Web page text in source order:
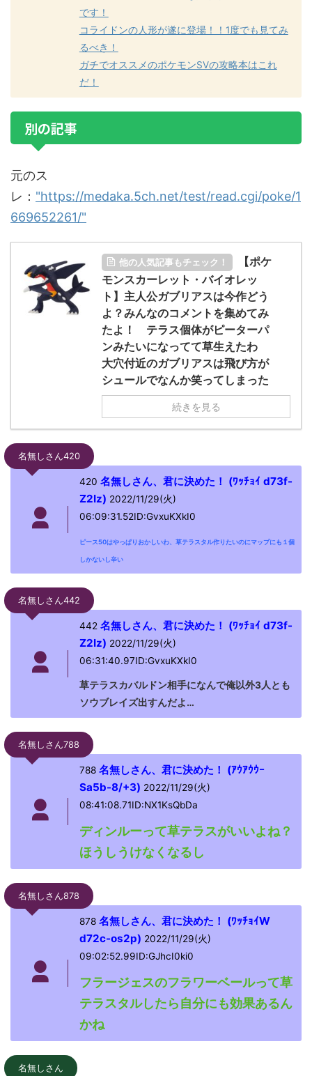
です！
コライドンの人形が遂に登場！！1度でも見てみ
るべき！
ガチでオススメのポケモンSVの攻略本はこれ
だ！
別の記事
元のス
レ： "https://medaka.5ch.net/test/read.cgi/poke/1
669652261/"
他の人気記事もチェック！
【ポケ
モンスカーレット・バイオレッ
ト】主人公ガブリアスは今作どう
よ？みんなのコメントを集めてみ
たよ！ テラス個体がピーターパ
ンみたいになってて草生えたわ
大穴付近のガブリアスは飛び方が
シュールでなんか笑ってしまった
続きを見る
名無しさん420
420 名無しさん、君に決めた！ (ﾜｯﾁｮｲ d73f-
Z2Iz) 2022/11/29(火)
06:09:31.52ID:GvxuKXkI0
ピース50はやっぱりおかしいわ、草テラスタル作りたいのにマップにも１個
しかないし辛い
名無しさん442
442名無しさん、君に決めた！ (ﾜｯﾁｮｲ d73f-
Z2Iz) 2022/11/29(火)
06:31:40.97ID:GvxuKXkI0
草テラスカバルドン相手になんで俺以外3人とも
ソウブレイズ出すんだよ…
名無しさん788
788名無しさん、君に決めた！ (ｱｳｱｳｳｰ
Sa5b-8/+3) 2022/11/29(火)
08:41:08.71ID:NX1KsQbDa
ディンルーって草テラスがいいよね？
ほうしうけなくなるし
名無しさん878
878名無しさん、君に決めた！ (ﾜｯﾁｮｲW
d72c-os2p) 2022/11/29(火)
09:02:52.99ID:GJhcI0ki0
フラージェスのフラワーベールって草
テラスタルしたら自分にも効果あるん
かね
名無しさん